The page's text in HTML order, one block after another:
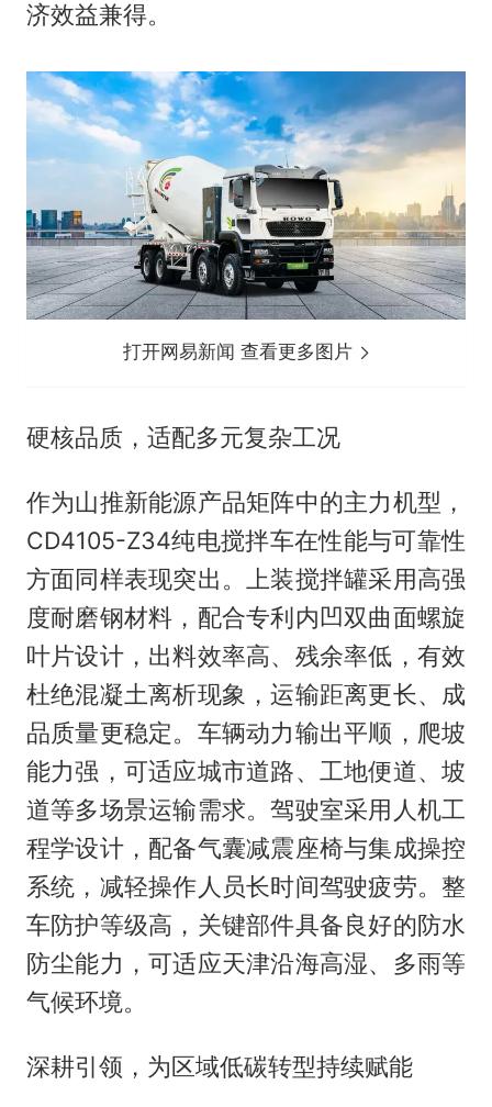
济效益兼得。
打开网易新闻 查看更多图片
硬核品质，适配多元复杂工况
作为山推新能源产品矩阵中的主力机型，
CD4105-Z34纯电搅拌车在性能与可靠性
方面同样表现突出。上装搅拌罐采用高强
度耐磨钢材料，配合专利内凹双曲面螺旋
叶片设计，出料效率高、残余率低，有效
杜绝混凝土离析现象，运输距离更长、成
品质量更稳定。车辆动力输出平顺，爬坡
能力强，可适应城市道路、工地便道、坡
道等多场景运输需求。驾驶室采用人机工
程学设计，配备气囊减震座椅与集成操控
系统，减轻操作人员长时间驾驶疲劳。整
车防护等级高，关键部件具备良好的防水
防尘能力，可适应天津沿海高湿、多雨等
气候环境。
深耕引领，为区域低碳转型持续赋能